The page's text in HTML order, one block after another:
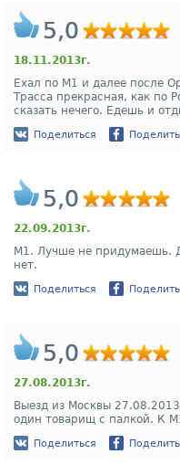
5,0
18.11.2013г.
Ехал по М1 и далее после
Трасса прекрасная, как по
сказать нечего. Едешь и
Поделиться
5,0
22.09.2013г.
М1. Лучше не придумаешь.
нет.
Поделиться
5,0
27.08.2013г.
Выезд из Москвы
один товарищ с палкой. К
Поделиться